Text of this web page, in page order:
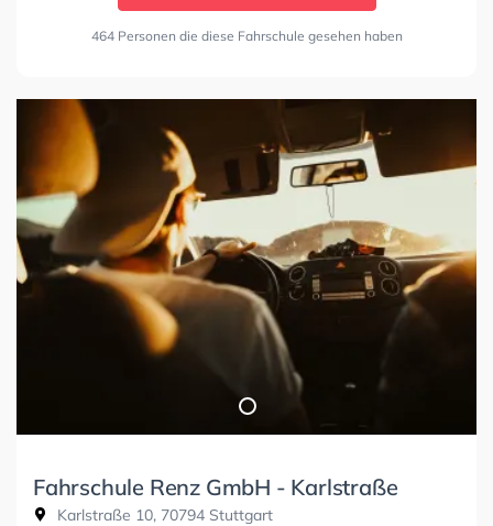
464 Personen die diese Fahrschule gesehen haben
Fahrschule Renz GmbH - Karlstraße
Karlstraße 10, 70794 Stuttgart